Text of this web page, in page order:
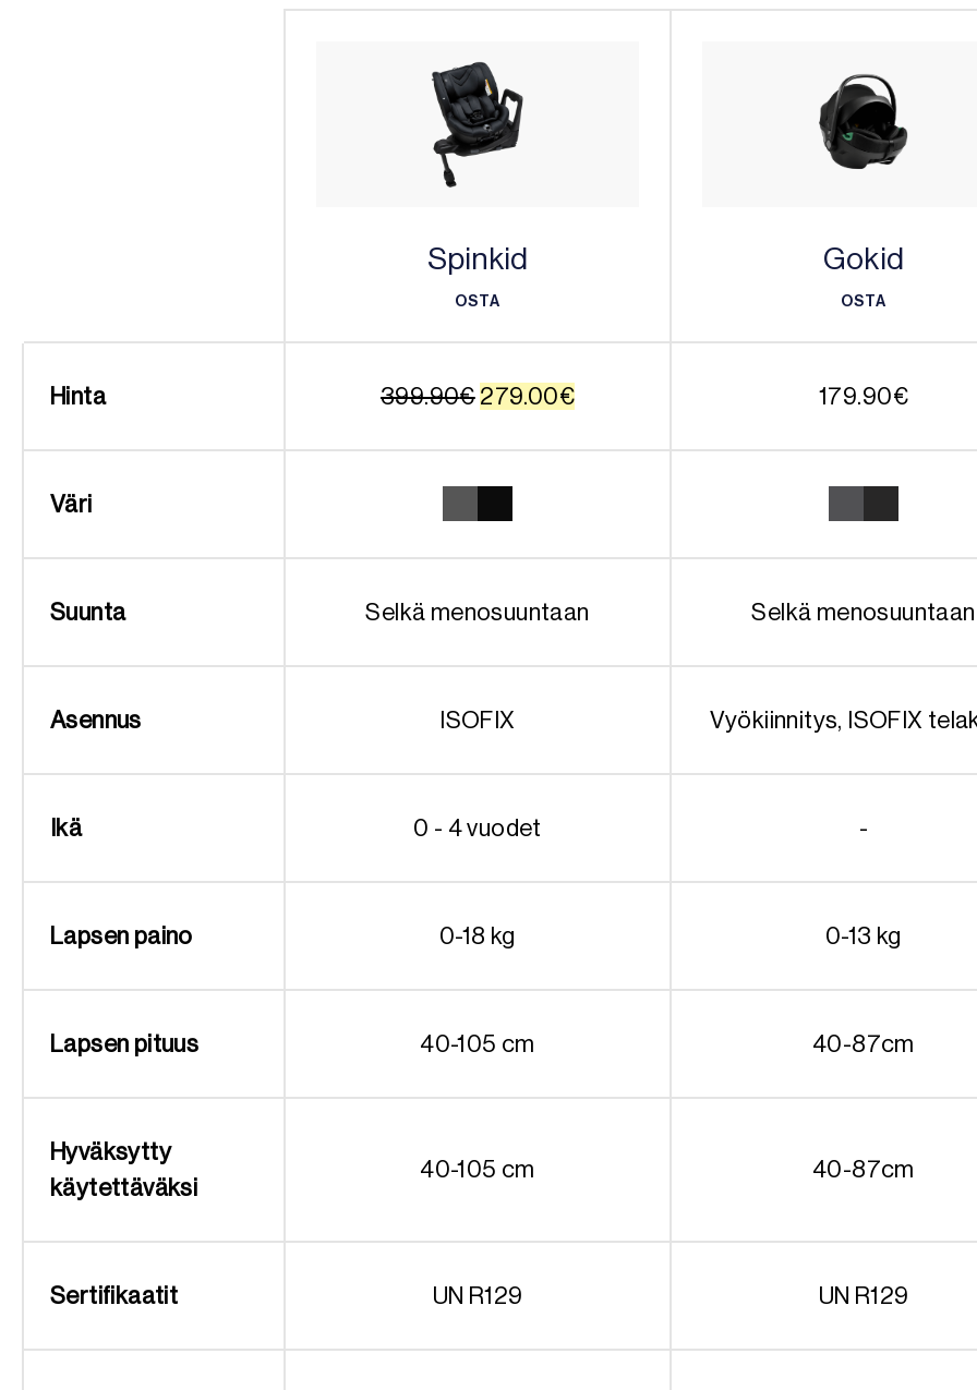
Spinkid
OSTA
Gokid
OSTA
Hinta 399.90€ Alkuperäinen
279.00€Nykyinen
179.90€
Väri
Suunta Selkä menosuuntaan Selkä menosuuntaan
Asennus ISOFIX Vyökiinnitys, ISOFIX
Ikä 0 - 4 vuodet -
Lapsen paino 0-18 kg 0-13 kg
Lapsen pituus 40-105 cm 40-87cm
Hyväksytty
käytettäväksi
40-105 cm 40-87cm
Sertifikaatit UN R129 UN R129